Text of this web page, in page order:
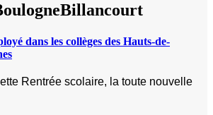
dans les collèges des Hauts-de-
Rentrée scolaire, la toute nouvelle